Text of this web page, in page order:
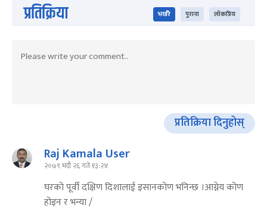
प्रतिक्रिया भर्खरै पुराना लोकप्रिय
प्रतिक्रिया दिनुहोस्
Raj Kamala User
२०७९ भदौ २६ गते १३:२४
घरको पूर्वी दक्षिण दिशालाई इसानकोण भनिन्छ ।आग्नेय कोण
होइन र भन्या /